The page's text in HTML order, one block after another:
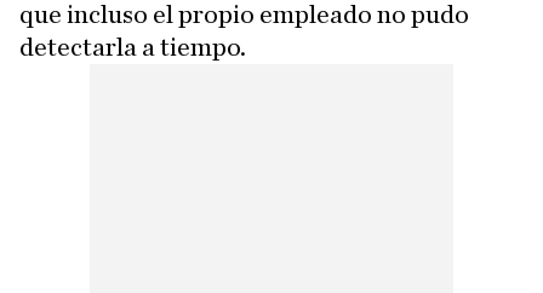
que incluso el propio empleado no pudo
detectarla a tiempo.